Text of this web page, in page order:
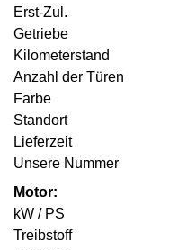
Erst-Zul.
Getriebe
Kilometerstand
Anzahl der Türen
Farbe
Standort
Lieferzeit
Unsere Nummer
Motor:
kW / PS
Treibstoff